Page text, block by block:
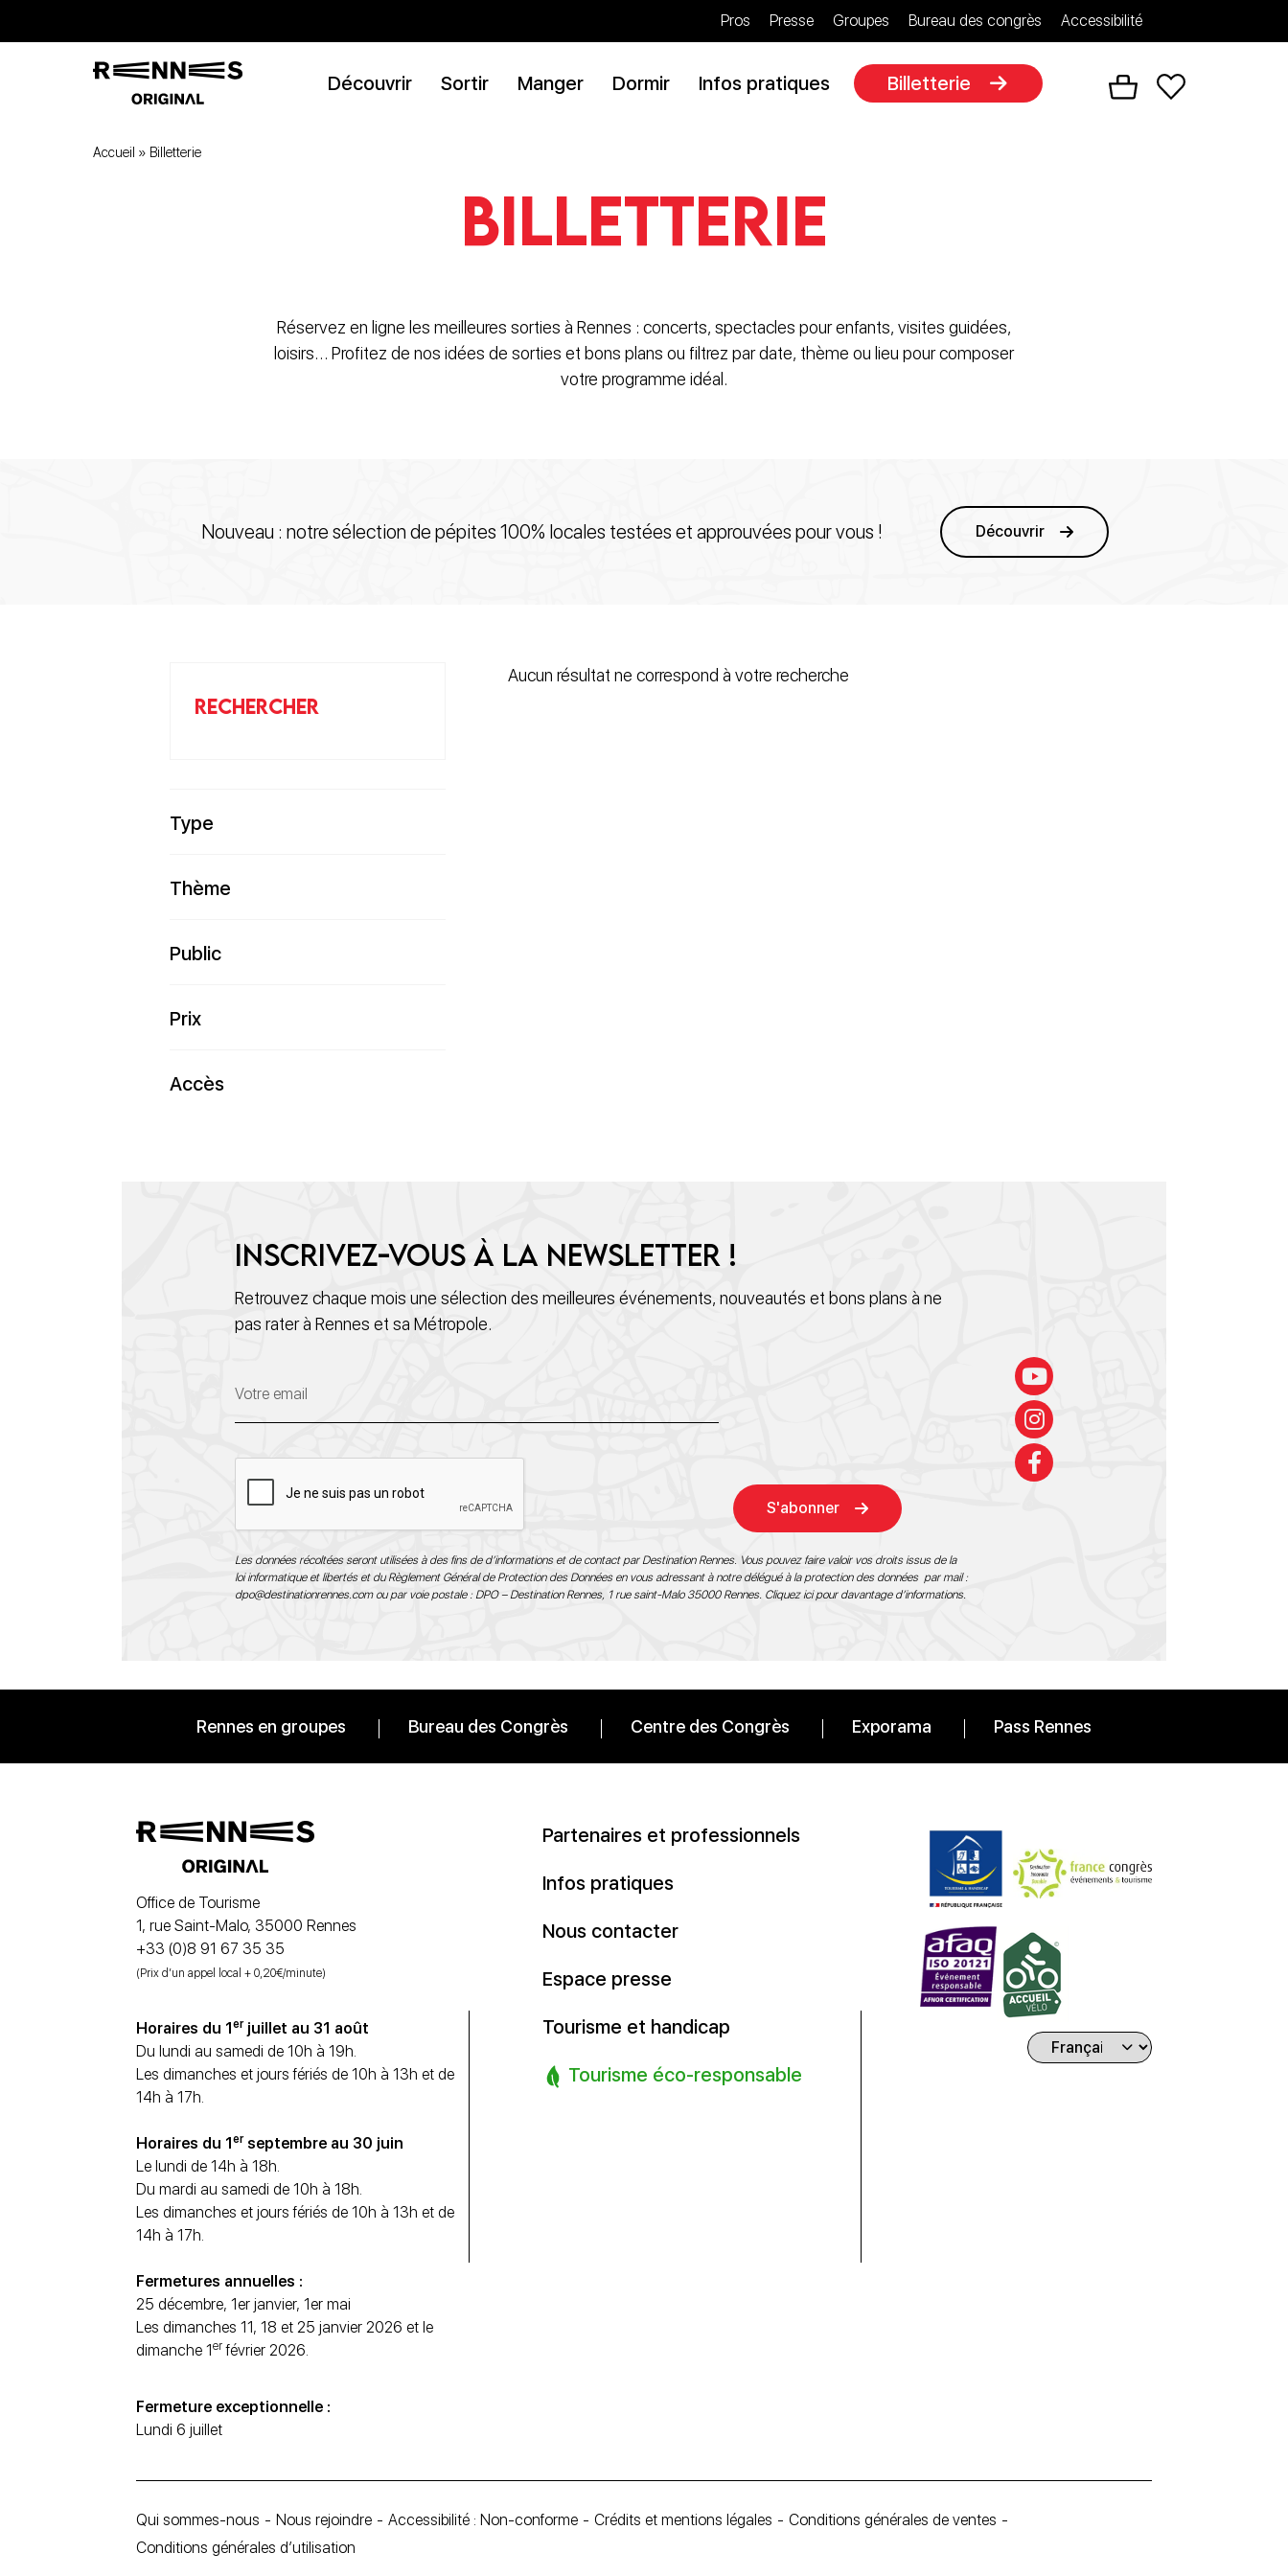
Pros Presse Groupes Bureau des congrès Accessibilité
Découvrir Sortir Manger Dormir Infos pratiques Billetterie
Accueil » Billetterie
Billetterie
Réservez en ligne les meilleures sorties à Rennes : concerts, spectacles pour enfants, visites guidées,
loisirs… Profitez de nos idées de sorties et bons plans ou filtrez par date, thème ou lieu pour composer
votre programme idéal.
Nouveau : notre sélection de pépites 100% locales testées et approuvées pour vous ! Découvrir
RECHERCHER
Type
Thème
Public
Prix
Accès
Aucun résultat ne correspond à votre recherche
Inscrivez-vous à la newsletter !
Retrouvez chaque mois une sélection des meilleures événements, nouveautés et bons plans à ne
pas rater à Rennes et sa Métropole.
S'abonner
Les données récoltées seront utilisées à des fins de d’informations et de contact par Destination Rennes. Vous pouvez faire valoir vos droits issus de la
loi informatique et libertés et du Règlement Général de Protection des Données en vous adressant à notre délégué à la protection des données par mail :
dpo@destinationrennes.comou par voie postale : DPO – Destination Rennes, 1 rue saint-Malo 35000 Rennes. Cliquez ici pour davantage d’informations.
Rennes en groupes Bureau des Congrès Centre des Congrès Exporama Pass Rennes
Office de Tourisme
1, rue Saint-Malo, 35000 Rennes
+33 (0)8 91 67 35 35
(Prix d’un appel local + 0,20€/minute)
Horaires du 1erjuillet au 31 août
Du lundi au samedi de 10h à 19h.
Les dimanches et jours fériés de 10h à 13h et de
14h à 17h.
Horaires du 1erseptembre au 30 juin
Le lundi de 14h à 18h.
Du mardi au samedi de 10h à 18h.
Les dimanches et jours fériés de 10h à 13h et de
14h à 17h.
Fermetures annuelles :
25 décembre, 1er janvier, 1er mai
Les dimanches 11, 18 et 25 janvier 2026 et le
dimanche 1er février 2026.
Fermeture exceptionnelle :
Lundi 6 juillet
Partenaires et professionnels
Infos pratiques
Nous contacter
Espace presse
Tourisme et handicap
Tourisme éco-responsable
Qui sommes-nous Nous rejoindre Accessibilité : Non-conforme Crédits et mentions légales
Conditions générales de ventes
Conditions générales d’utilisation